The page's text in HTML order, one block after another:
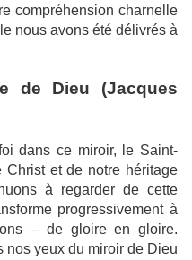
compréhension charnelle
nous avons été délivrés à
de Dieu (Jacques
dans ce miroir, le Saint-
et de notre héritage
à regarder de cette
progressivement à
– de gloire en gloire.
nos yeux du miroir de Dieu